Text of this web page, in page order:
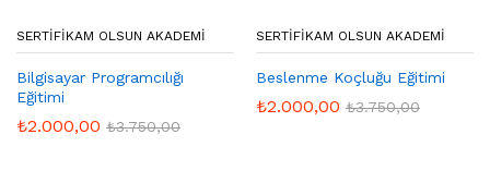
SERTIFIKAM OLSUN AKADEMI
Bilgisayar Programcılığı
Eğitimi
₺2.000,00 ₺3.750,00
SERTIFIKAM OLSUN AKADEMI
Beslenme Koçluğu Eğitimi
₺2.000,00 ₺3.750,00